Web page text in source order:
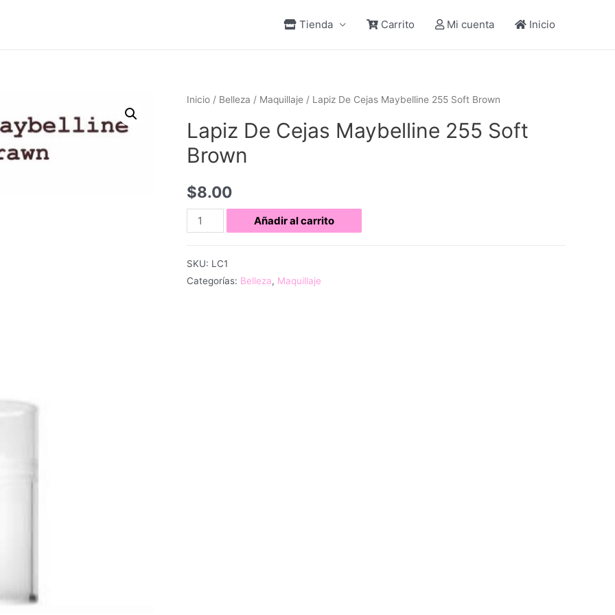
Tienda Carrito Mi cuenta Inicio
Inicio / Belleza / Maquillaje / Lapiz De Cejas Maybelline 255 Soft Brown
Lapiz De Cejas Maybelline 255 Soft
Brown
$8.00
Lapiz
De
Añadir al carrito
SKU: LC1
Categorías: Belleza, Maquillaje